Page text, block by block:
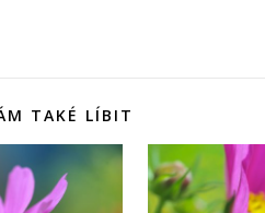
TAKÉ LÍBIT